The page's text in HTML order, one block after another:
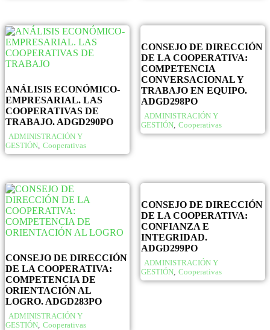
ANÁLISIS ECONÓMICO-
EMPRESARIAL. LAS
COOPERATIVAS DE
TRABAJO. ADGD290PO
ADMINISTRACIÓN Y
GESTIÓN, Cooperativas
CONSEJO DE DIRECCIÓN
DE LA COOPERATIVA:
COMPETENCIA
CONVERSACIONAL Y
TRABAJO EN EQUIPO.
ADGD298PO
ADMINISTRACIÓN Y
GESTIÓN, Cooperativas
CONSEJO DE DIRECCIÓN
DE LA COOPERATIVA:
COMPETENCIA DE
ORIENTACIÓN AL
LOGRO. ADGD283PO
ADMINISTRACIÓN Y
GESTIÓN, Cooperativas
CONSEJO DE DIRECCIÓN
DE LA COOPERATIVA:
CONFIANZA E
INTEGRIDAD.
ADGD299PO
ADMINISTRACIÓN Y
GESTIÓN, Cooperativas